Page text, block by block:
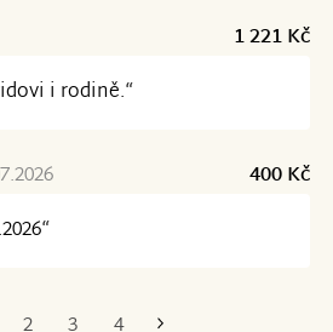
1 221 Kč
i rodině.“
400 Kč